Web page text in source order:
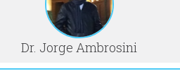
Dr. Jorge Ambrosini